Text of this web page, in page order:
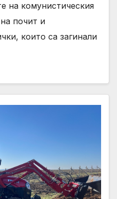
на комунистическия
почит и
които са загинали